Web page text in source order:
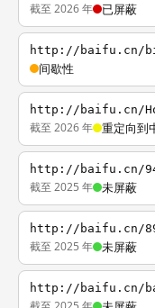
截至 2026 年 已屏蔽
http://baifu.cn/
间歇性
http://baifu.cn/
截至 2026 年 重定向到
http://baifu.cn/
截至 2025 年 未屏蔽
http://baifu.cn/
截至 2025 年 未屏蔽
http://baifu.cn/